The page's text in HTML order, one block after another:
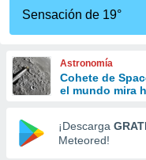
calidad.
a este
las
y
forma
digital
basada
Sensación de 19°
Astronomía
Cohete de
el mundo mira
¡Descarga
Meteored!